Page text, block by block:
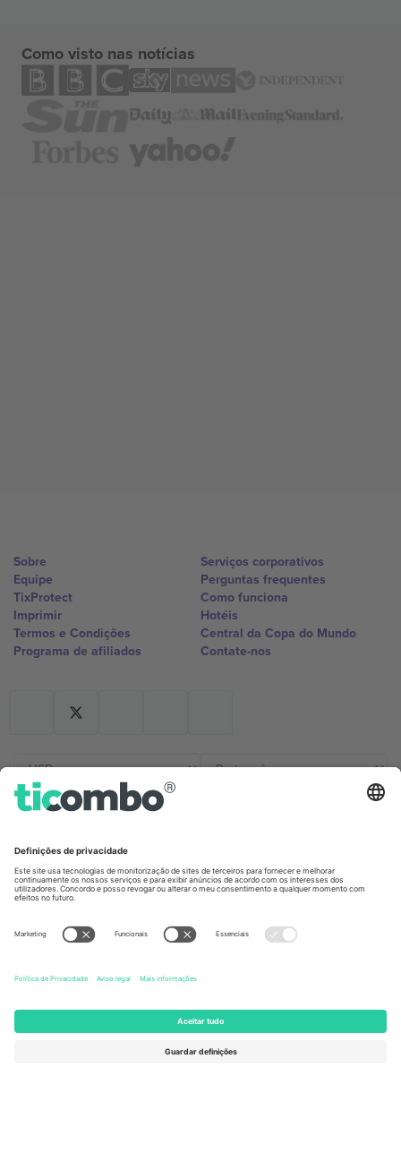
Como visto nas notícias
Sobre
Equipe
TixProtect
Imprimir
Termos e Condições
Programa de afiliados
Serviços corporativos
Perguntas frequentes
Como funciona
Hotéis
Central da Copa do Mundo
Contate-nos
Germany
Unter den Linden 24, 10117
United Kingdom
167 City Road, London, Greater
Kingdom
United States
Newark, Delaware 19713, United
States
Engelberg, Switzerland